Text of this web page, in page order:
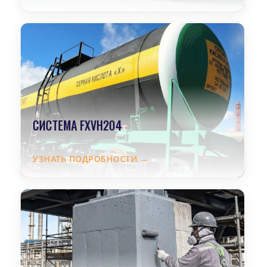
СИСТЕМА FXVH204
УЗНАТЬ ПОДРОБНОСТИ →